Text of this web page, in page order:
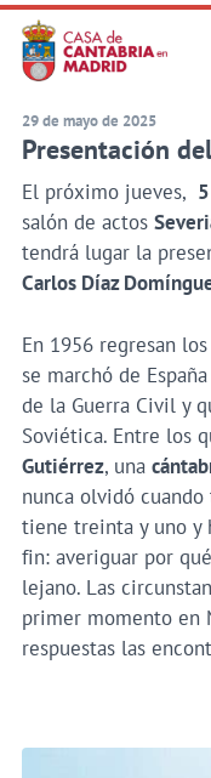
Saltar
al
contenido
principal
Principal
29 de mayo de 2025
Presentación
El próximo jueves,
salón de actos
tendrá lugar la
Carlos Díaz
En 1956 regresan
se marchó de
de la Guerra Civil y
Soviética. Entre los
Gutiérrez, una
nunca olvidó
tiene treinta y uno y
fin: averiguar por
lejano. Las
primer momento en
respuestas las